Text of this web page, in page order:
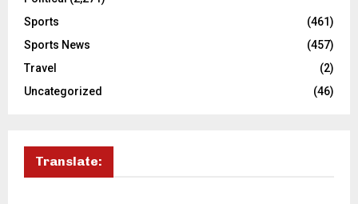
Sports
(461)
Sports News
(457)
Travel
(2)
Uncategorized
(46)
Translate: